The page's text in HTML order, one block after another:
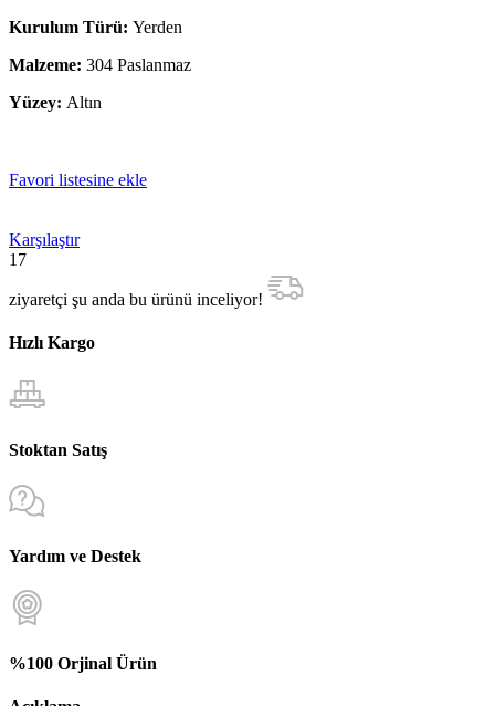
Kurulum Türü: Yerden
Malzeme: 304 Paslanmaz
Yüzey: Altın
Favori listesine ekle
Karşılaştır
17
ziyaretçi şu anda bu ürünü inceliyor!
Hızlı Kargo
Stoktan Satış
Yardım ve Destek
%100 Orjinal Ürün